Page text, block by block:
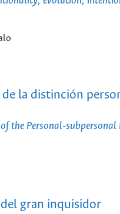
la distinción
the Personal-
gran inquisidor